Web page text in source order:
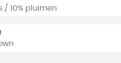
/ 10% pluimen